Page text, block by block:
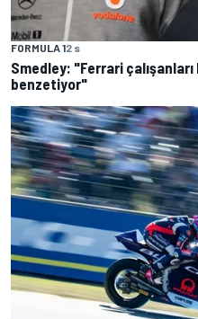
FORMULA 12 s
Smedley: "Ferrari
benzetiyor"